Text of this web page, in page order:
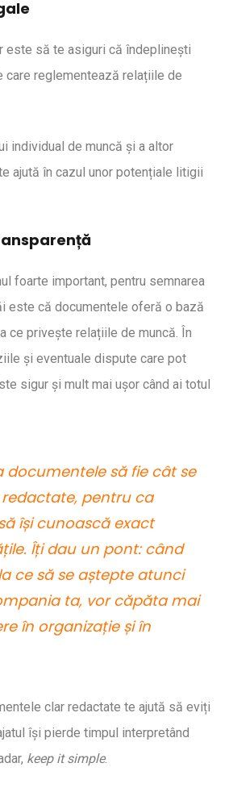
este să te asiguri că îndeplinești
care reglementează relațiile de
individual de muncă și a altor
ajută în cazul unor potențiale litigii
foarte important, pentru semnarea
este că documentele oferă o bază
ce privește relațiile de muncă. În
și eventuale dispute care pot
sigur și mult mai ușor când ai totul
documentele să fie cât se
pentru ca
își cunoască exact
Îți dau un pont: când
ce să se aștepte atunci
ta, vor căpăta mai
în organizație și în
clar redactate te ajută să eviți
își pierde timpul interpretând
keep it simple.